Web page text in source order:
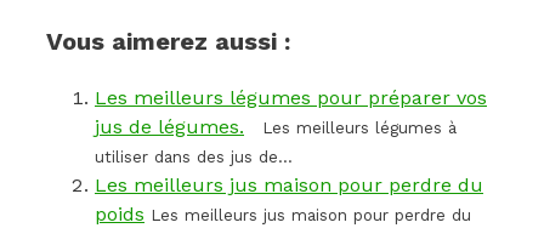
Vous aimerez aussi :
Les meilleurs légumes pour préparer vos
jus de légumes.
Les meilleurs légumes à
utiliser dans des jus de...
Les meilleurs jus maison pour perdre du
poids Les meilleurs jus maison pour perdre du